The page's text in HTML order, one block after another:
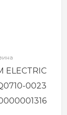
ELECTRIC
0023